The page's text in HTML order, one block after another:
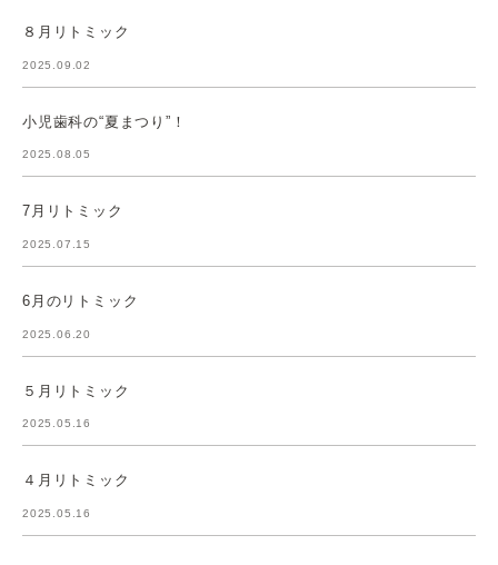
８月リトミック
2025.09.02
小児歯科の“夏まつり”！
2025.08.05
7月リトミック
2025.07.15
6月のリトミック
2025.06.20
５月リトミック
2025.05.16
４月リトミック
2025.05.16